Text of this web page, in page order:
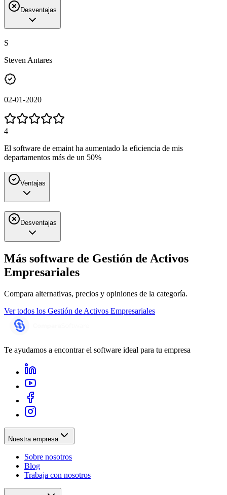
Desventajas
S
Steven Antares
02-01-2020
4
El software de emaint ha aumentado la eficiencia de mis
departamentos más de un 50%
Ventajas
Desventajas
Más software de Gestión de Activos
Empresariales
Compara alternativas, precios y opiniones de la categoría.
Ver todos los Gestión de Activos Empresariales
Te ayudamos a encontrar el software ideal para tu empresa
Nuestra empresa
Sobre nosotros
Blog
Trabaja con nosotros